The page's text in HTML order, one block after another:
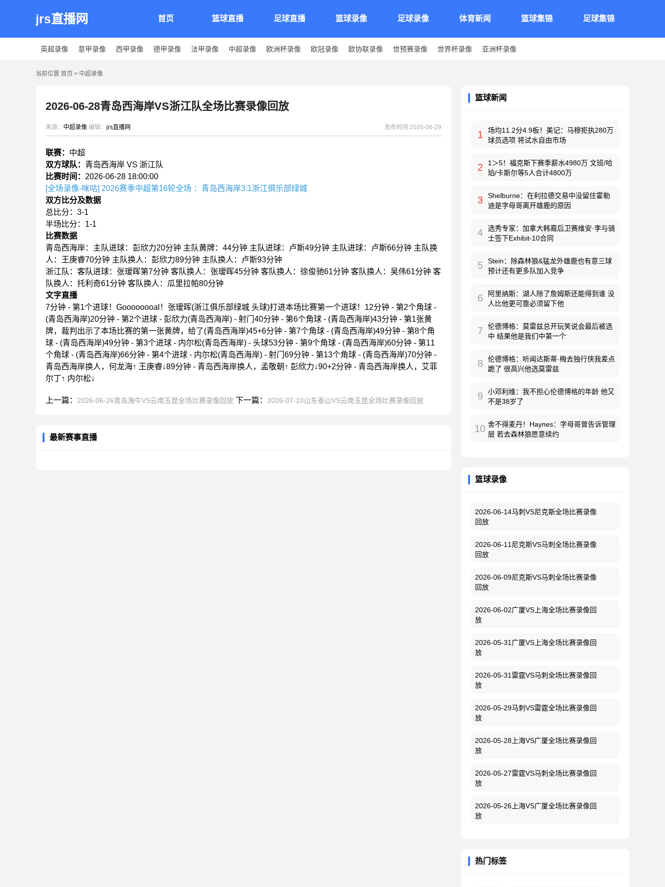
jrs直播网 首页 篮球直播 足球直播 篮球录像 足球录像 体育新闻 篮球集锦 足球集锦
英超录像 意甲录像 西甲录像 德甲录像 法甲录像 中超录像 欧洲杯录像 欧冠录像 欧协联录像 世预赛录像 世界杯录像 亚洲杯录像
当前位置:首页 > 中超录像
2026-06-28青岛西海岸VS浙江队全场比赛录像回放
来源： 中超录像 编辑： jrs直播网 发布时间:2026-06-29
联赛： 中超
双方球队： 青岛西海岸 VS 浙江队
比赛时间： 2026-06-28 18:00:00
[全场录像-咪咕] 2026赛季中超第16轮全场 ：青岛西海岸3:1浙江俱乐部绿城
双方比分及数据
总比分：3-1
半场比分：1-1
比赛数据
青岛西海岸：主队进球：彭欣力20分钟 主队黄牌：44分钟 主队进球：卢斯49分钟 主队进球：卢斯66分钟 主队换
人：王庚睿70分钟 主队换人：彭欣力89分钟 主队换人：卢斯93分钟
浙江队：客队进球：张瑷晖第7分钟 客队换人：张瑷晖45分钟 客队换人：徐俊驰61分钟 客队换人：吴伟61分钟 客
队换人：托利奇61分钟 客队换人：瓜里拉帕80分钟
文字直播
7分钟 - 第1个进球！Goooooooal！张瑷晖(浙江俱乐部绿城 头球)打进本场比赛第一个进球！12分钟 - 第2个角球 -
(青岛西海岸)20分钟 - 第2个进球 - 彭欣力(青岛西海岸) - 射门40分钟 - 第6个角球 - (青岛西海岸)43分钟 - 第1张黄
牌，裁判出示了本场比赛的第一张黄牌，给了(青岛西海岸)45+6分钟 - 第7个角球 - (青岛西海岸)49分钟 - 第8个角
球 - (青岛西海岸)49分钟 - 第3个进球 - 内尔松(青岛西海岸) - 头球53分钟 - 第9个角球 - (青岛西海岸)60分钟 - 第11
个角球 - (青岛西海岸)66分钟 - 第4个进球 - 内尔松(青岛西海岸) - 射门69分钟 - 第13个角球 - (青岛西海岸)70分钟 -
青岛西海岸换人，何龙海↑ 王庚睿↓89分钟 - 青岛西海岸换人，孟敬朝↑ 彭欣力↓90+2分钟 - 青岛西海岸换人，艾菲
尔丁↑ 内尔松↓
上一篇： 2026-06-26青岛海牛VS云南玉昆全场比赛录像回放 下一篇： 2026-07-10山东泰山VS云南玉昆全场比赛录像回放
最新赛事直播
篮球新闻
1
场均11.2分4.9板！美记：马穆拒执280万
球员选项 将试水自由市场
2
1＞5！福克斯下赛季薪水4980万 文班/哈
珀/卡斯尔等5人合计4800万
3
Shelburne：在利拉德交易中没留住霍勒
迪是字母哥离开雄鹿的原因
4
选秀专家：加拿大韩裔后卫赛维安·李与骑
士签下Exhibit-10合同
5
Stein：除森林狼&猛龙外雄鹿也有意三球
预计还有更多队加入竞争
6
阿里纳斯：湖人除了詹姆斯还能得到谁 没
人比他更可靠必须留下他
7
伦德博格：莫雷兹总开玩笑说会最后被选
中 结果他是我们中第一个
8
伦德博格：听闻达斯蒂·梅去独行侠我差点
跪了 很高兴他选莫雷兹
9
小邓利维：我不担心伦德博格的年龄 他又
不是38岁了
10 舍不得麦丹！Haynes：字母哥曾告诉管理
层 若去森林狼愿意续约
篮球录像
2026-06-14马刺VS尼克斯全场比赛录像
回放
2026-06-11尼克斯VS马刺全场比赛录像
回放
2026-06-09尼克斯VS马刺全场比赛录像
回放
2026-06-02广厦VS上海全场比赛录像回
放
2026-05-31广厦VS上海全场比赛录像回
放
2026-05-31雷霆VS马刺全场比赛录像回
放
2026-05-29马刺VS雷霆全场比赛录像回
放
2026-05-28上海VS广厦全场比赛录像回
放
2026-05-27雷霆VS马刺全场比赛录像回
放
2026-05-26上海VS广厦全场比赛录像回
放
热门标签